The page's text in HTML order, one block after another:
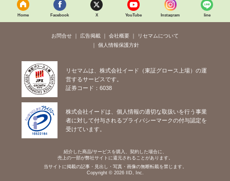
Home Facebook X YouTube Instagram line
お問合せ 広告掲載 会社概要
リセマムについて
個人情報保護方針
リセマムは、株式会社イード（東証グロース上場）の運
営するサービスです。
証券コード：6038
株式会社イードは、個人情報の適切な取扱いを行う事業
者に対して付与されるプライバシーマークの付与認定を
受けています。
紹介した商品/サービスを購入、契約した場合に、
売上の一部が弊社サイトに還元されることがあります。
当サイトに掲載の記事・見出し・写真・画像の無断転載を禁じます。
Copyright © 2026 IID, Inc.